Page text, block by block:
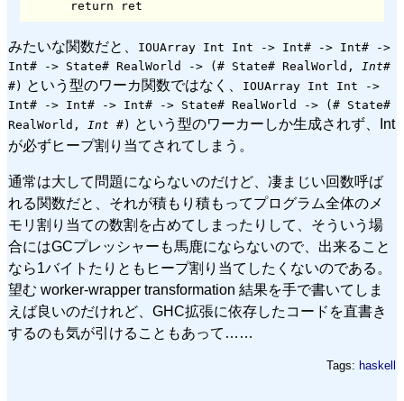
      return ret
みたいな関数だと、
IOUArray Int Int -> Int# -> Int# ->
Int# -> State# RealWorld -> (# State# RealWorld,
Int#
#) という型のワーカ関数ではなく、
IOUArray Int Int ->
Int# -> Int# -> Int# -> State# RealWorld -> (# State#
RealWorld,
Int #) という型のワーカーしか生成されず、Int
が必ずヒープ割り当てされてしまう。
通常は大して問題にならないのだけど、凄まじい回数呼ば
れる関数だと、それが積もり積もってプログラム全体のメ
モリ割り当ての数割を占めてしまったりして、そういう場
合にはGCプレッシャーも馬鹿にならないので、出来ること
なら1バイトたりともヒープ割り当てしたくないのである。
望む worker-wrapper transformation 結果を手で書いてしま
えば良いのだけれど、GHC拡張に依存したコードを直書き
するのも気が引けることもあって……
Tags: haskell